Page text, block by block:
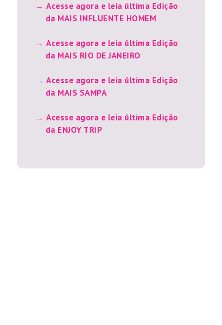
Acesse agora e leia última Edição
da MAIS INFLUENTE HOMEM
Acesse agora e leia última Edição
da MAIS RIO DE JANEIRO
Acesse agora e leia última Edição
da MAIS SAMPA
Acesse agora e leia última Edição
da ENJOY TRIP